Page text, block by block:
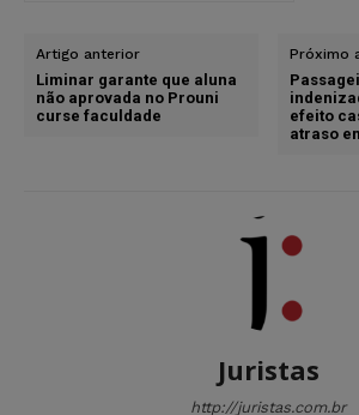
Artigo anterior
Liminar garante que aluna
não aprovada no Prouni
curse faculdade
Próximo
efeito
atraso
Juristas
http://juristas.com.br